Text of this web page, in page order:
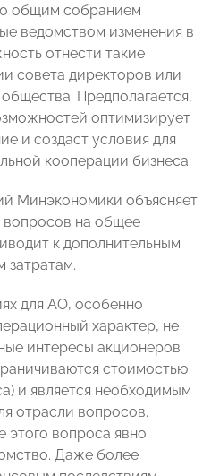
общим собранием
ведомством изменения в
отнести такие
совета директоров или
Предполагается,
оптимизирует
и создаст условия для
кооперации бизнеса.
Минэкономики объясняет
вопросов на общее
к дополнительным
для АО, особенно
характер, не
интересы акционеров
стоимостью
и является необходимым
отрасли вопросов.
этого вопроса явно
Даже более